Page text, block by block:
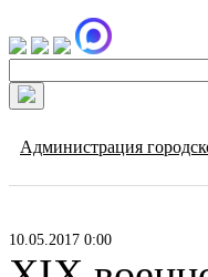
Администрация
10.05.2017 0:00